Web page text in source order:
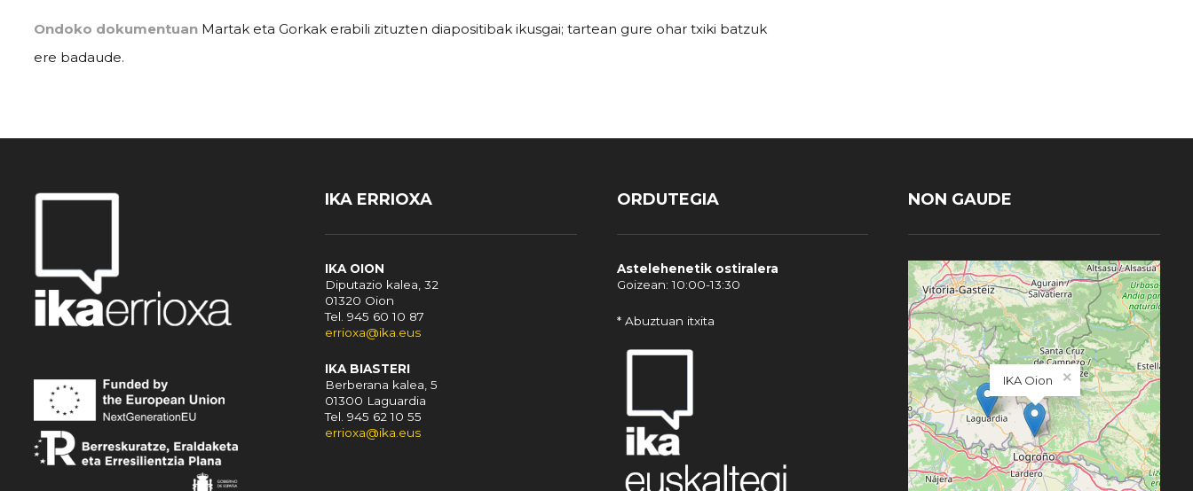
Ondoko dokumentuanMartak eta Gorkak erabili zituzten diapositibak ikusgai; tartean gure ohar txiki batzuk
ere badaude.
IKA ERRIOXA
IKA OION
Diputazio kalea, 32
01320 Oion
Tel. 945 60 10 87
errioxa@ika.eus
IKA BIASTERI
Berberana kalea, 5
01300 Laguardia
Tel. 945 62 10 55
errioxa@ika.eus
ORDUTEGIA
Astelehenetik ostiralera
Goizean: 10:00-13:30
* Abuztuan itxita
NON GAUDE
IKA Oion ×